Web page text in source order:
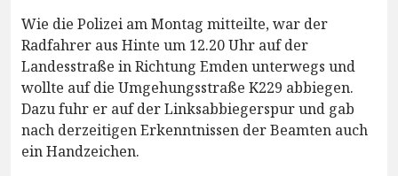
Wie die Polizei am Montag mitteilte, war der
Radfahrer aus Hinte um 12.20 Uhr auf der
Landesstraße in Richtung Emden unterwegs und
wollte auf die Umgehungsstraße K229 abbiegen.
Dazu fuhr er auf der Linksabbiegerspur und gab
nach derzeitigen Erkenntnissen der Beamten auch
ein Handzeichen.